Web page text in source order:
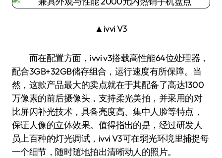
▲ivvi V3
而在配置方面，ivvi v3搭载高性能64位处理器，
配合3GB+32GB储存组合，运行速度有所保障。当
然，这款产品最大的卖点就在于其配备了高达1300
万像素的前后摄像头，支持柔光美拍，并采用的对
比屏闪补光技术，具备亮度高、集中人脸等特点，
保证人像的立体效果。值得指出的是，经过研发人
员上百种的灯光调试，ivvi V3可在弱光环境里捕捉每
一个细节，随时随地拍出清晰动人的照片。